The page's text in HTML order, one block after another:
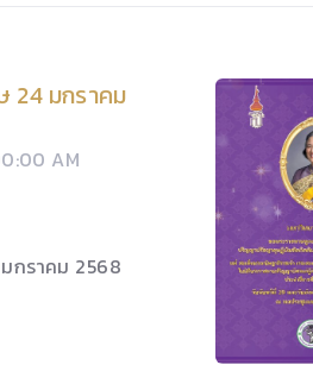
24 มกราคม
AM
กราคม 2568